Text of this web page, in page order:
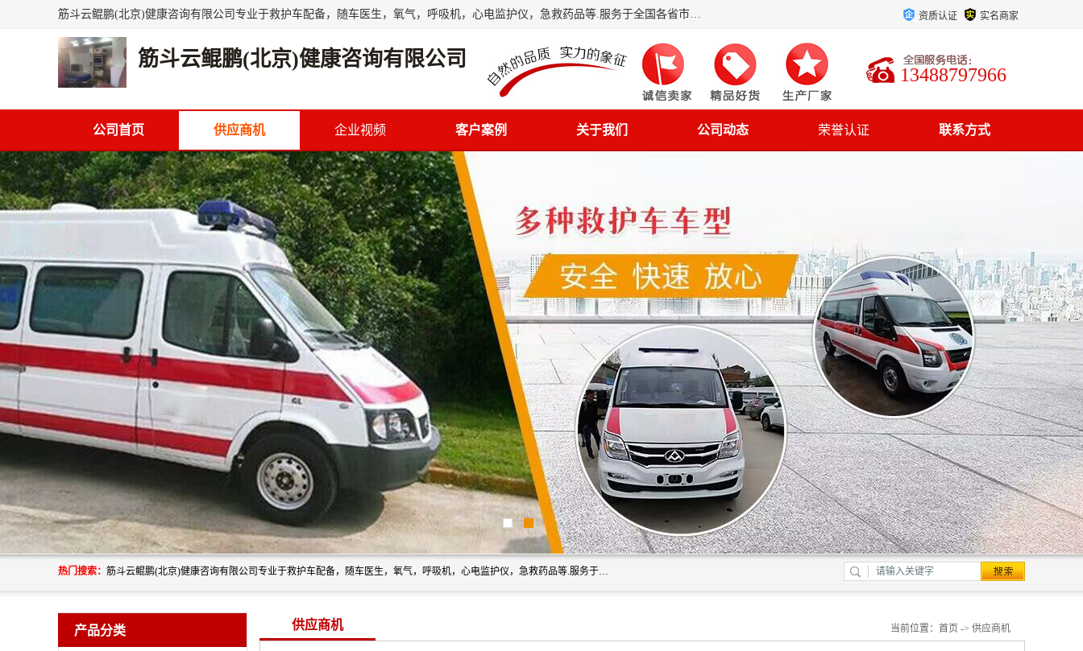
筋斗云鲲鹏(北京)健康咨询有限公司专业于救护车配备，随车医生，氧气，呼吸机，心电监护仪，急救药品等.服务于全国各省市之间伤病员和病愈者及家属的往返接送，及其他需要救护车特需服务的各项业务；承接各种会议、比赛、影视拍摄等所需的救护车服务；承接跨各省市救护*、救护车送病人到机场和火车站等各个指定区域。 资质认证 实名商家
筋斗云鲲鹏(北京)健康咨询有限公司
13488797966
公司首页 供应商机 企业视频 客户案例 关于我们 公司动态 荣誉认证 联系方式
热门搜索： 筋斗云鲲鹏(北京)健康咨询有限公司专业于救护车配备，随车医生，氧气，呼吸机，心电监护仪，急救药品等.服务于全国各省市之间伤病员和病愈者及家属的往返接送，及其他需要救护车特需服务的各项业务；承接各种会议、比赛、影视拍摄等所需的救护车服务；承接跨各省市救护*、救护车送病人到机场和火车站等各个指定区域。
产品分类 供应商机 当前位置： 首页 -> 供应商机